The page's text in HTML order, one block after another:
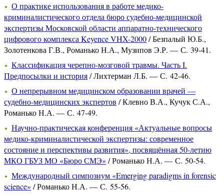
О практике использования в работе медико-
криминалистического отдела бюро судебно-медицинской
экспертизы Московской области аппаратно-технического
цифрового комплекса Keyence VHX-2000/ Безпалый Ю.Б.,
Золотенкова Г.В., Романько Н.А., Музипов Э.Р. — С. 39-41.
Классификация черепно-мозговой травмы. Часть I.
Предпосылки и история/ Лихтерман Л.Б. — С. 42-46.
О непрерывном медицинском образовании врачей —
судебно-медицинских экспертов / Клевно В.А., Кучук С.А.,
Романько Н.А. — С. 47-49.
Научно-практическая конференция «Актуальные вопросы
медико-криминалистической экспертизы: современное
состояние и перспективы развития», посвящённая 50-летию
МКО ГБУЗ МО «Бюро СМЭ» / Романько Н.А. — С. 50-54.
Международный симпозиум «Emerging paradigms in forensic
science» / Романько Н.А. — С. 55-56.